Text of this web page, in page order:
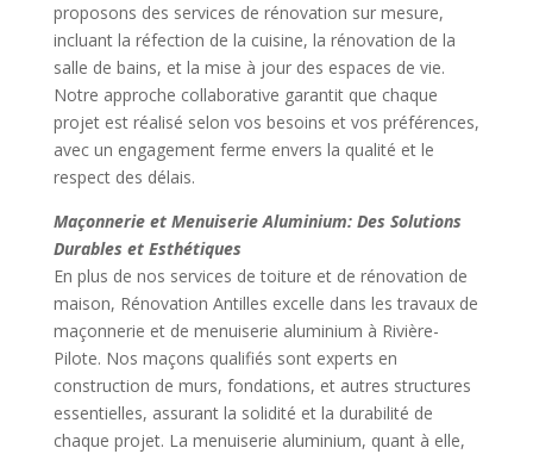
proposons des services de rénovation sur mesure,
incluant la réfection de la cuisine, la rénovation de la
salle de bains, et la mise à jour des espaces de vie.
Notre approche collaborative garantit que chaque
projet est réalisé selon vos besoins et vos préférences,
avec un engagement ferme envers la qualité et le
respect des délais.
Maçonnerie et Menuiserie Aluminium: Des Solutions
Durables et Esthétiques
En plus de nos services de toiture et de rénovation de
maison, Rénovation Antilles excelle dans les travaux de
maçonnerie et de menuiserie aluminium à Rivière-
Pilote. Nos maçons qualifiés sont experts en
construction de murs, fondations, et autres structures
essentielles, assurant la solidité et la durabilité de
chaque projet. La menuiserie aluminium, quant à elle,